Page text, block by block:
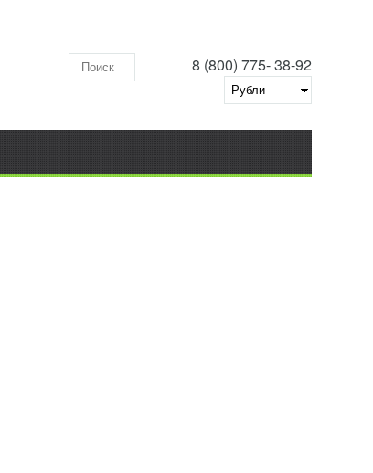
8 (800) 775- 38-92
Поиск по складу